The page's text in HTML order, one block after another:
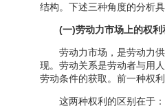
结构。下述三种角度的分析
(一)劳动力市场上的权利
劳动力市场，是劳动力供
现。劳动关系是劳动者与用
劳动条件的获取。前一种权
这两种权利的区别在于：